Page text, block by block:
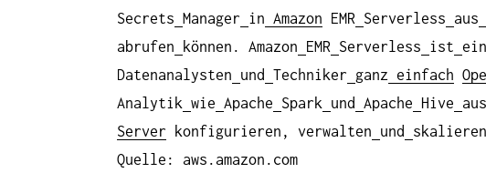
Secrets
Manager in Amazon EMR Serverless aus
abrufen
können. Amazon EMR Serverless ist
Datenanalysten
und Techniker ganz einfach
Analytik wie Apache Spark und Apache Hive
Server konfigurieren, verwalten und skalieren
Quelle: aws.amazon.com